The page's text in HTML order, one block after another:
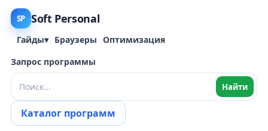
SP Soft Personal
Гайды▾ Браузеры Оптимизация
Запрос программы
Найти
Каталог программ